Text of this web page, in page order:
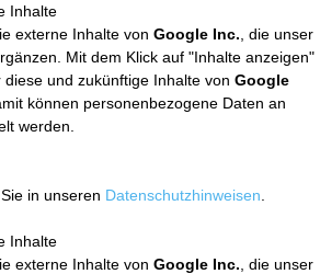
Inhalte
externe Inhalte von Google Inc. , die unser
Mit dem Klick auf "Inhalte anzeigen"
und zukünftige Inhalte von Google
können personenbezogene Daten an
werden.
in unseren Datenschutzhinweisen
Inhalte
externe Inhalte von Google Inc. , die unser